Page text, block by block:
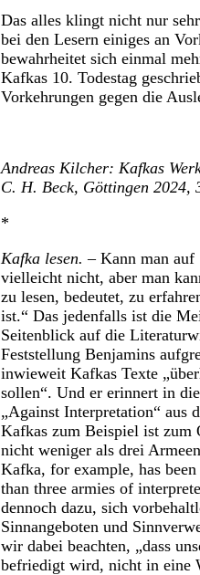
Das alles klingt nicht nur
bei den Lesern einiges an
bewahrheitet sich einmal
Kafkas 10. Todestag
Vorkehrungen gegen die
Andreas Kilcher: Kafkas
C. H. Beck, Göttingen 2024,
*
Kafka lesen. – Kann man auf
vielleicht nicht, aber man
zu lesen, bedeutet, zu
ist.“ Das jedenfalls ist die
Seitenblick auf die
Feststellung Benjamins
inwieweit Kafkas Texte
sollen“. Und er erinnert in
„Against Interpretation“ aus
Kafkas zum Beispiel ist zum
nicht weniger als drei
Kafka, for example, has
than three armies of
dennoch dazu, sich
Sinnangeboten und
wir dabei beachten, „dass
befriedigt wird, nicht in eine